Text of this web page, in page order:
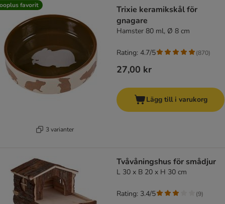
favorit
3 varianter
Trixie keramikskål för
gnagare
Hamster 80 ml, Ø 8 cm
27,00 kr
Rating: 4.7/5 (870)
Lägg till i varukorg
Tvåvåningshus för smådjur
L 30 x B 20 x H 30 cm
Rating: 3.4/5 (9)